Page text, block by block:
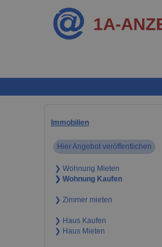
1A-
Immobilien
Hier Angebot veröffentlichen
❯ Wohnung Mieten
❯ Wohnung Kaufen
❯ Zimmer mieten
❯ Haus Kaufen
❯ Haus Mieten